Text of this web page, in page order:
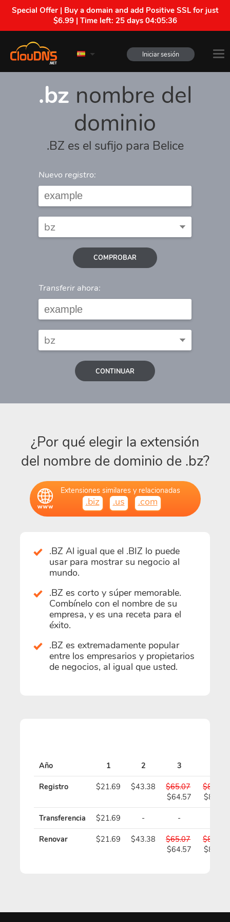
Special Offer | Buy a domain and add Positive SSL for just
$6.99 | Time left: 25 days 04:05:36
Iniciar sesión
.bz nombre del
dominio
.BZ es el sufijo para Belice
Nuevo registro:
COMPROBAR
Transferir ahora:
CONTINUAR
¿Por qué elegir la extensión
del nombre de dominio de .bz?
Extensiones similares y relacionadas
.biz .us .com
.BZ Al igual que el .BIZ lo puede
usar para mostrar su negocio al
mundo.
.BZ es corto y súper memorable.
Combínelo con el nombre de su
empresa, y es una receta para el
éxito.
.BZ es extremadamente popular
entre los empresarios y propietarios
de negocios, al igual que usted.
Año 1 2 3
Registro $21.69 $43.38
$65.07
$64.57
$86.76
$85.76
Transferencia $21.69 - -
Renovar $21.69 $43.38
$65.07
$64.57
$86.76
$85.76